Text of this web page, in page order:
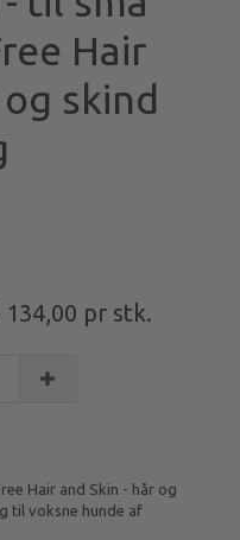
Hair
skind
134,00 pr stk.
Hair and Skin - hår og
til voksne hunde af